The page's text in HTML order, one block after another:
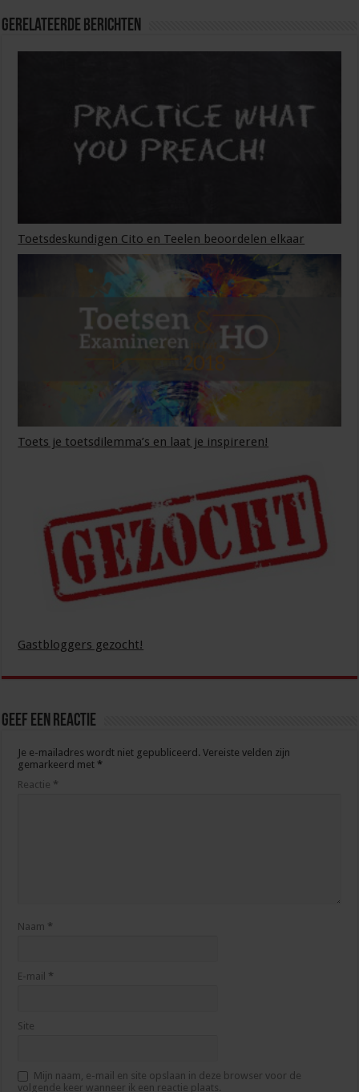
Gerelateerde Berichten
Toetsdeskundigen Cito en Teelen beoordelen elkaar
Toets je toetsdilemma’s en laat je inspireren!
Gastbloggers gezocht!
Geef een reactie
Je e-mailadres wordt niet gepubliceerd. Vereiste velden zijn
gemarkeerd met*
Reactie *
Naam *
E-mail *
Site
Mijn naam, e-mail en site opslaan in deze browser voor de
volgende keer wanneer ik een reactie plaats.